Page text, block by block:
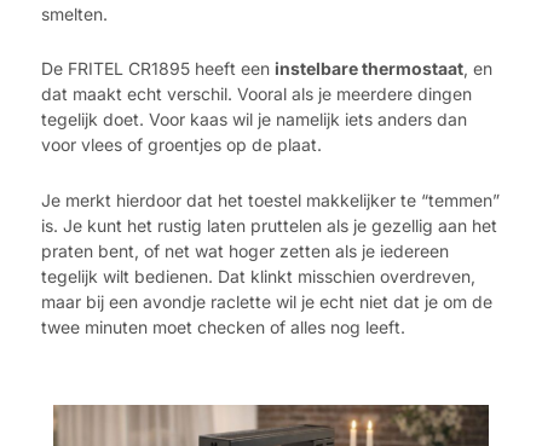
smelten.
De FRITEL CR1895 heeft een instelbare thermostaat, en
dat maakt echt verschil. Vooral als je meerdere dingen
tegelijk doet. Voor kaas wil je namelijk iets anders dan
voor vlees of groentjes op de plaat.
Je merkt hierdoor dat het toestel makkelijker te “temmen”
is. Je kunt het rustig laten pruttelen als je gezellig aan het
praten bent, of net wat hoger zetten als je iedereen
tegelijk wilt bedienen. Dat klinkt misschien overdreven,
maar bij een avondje raclette wil je echt niet dat je om de
twee minuten moet checken of alles nog leeft.